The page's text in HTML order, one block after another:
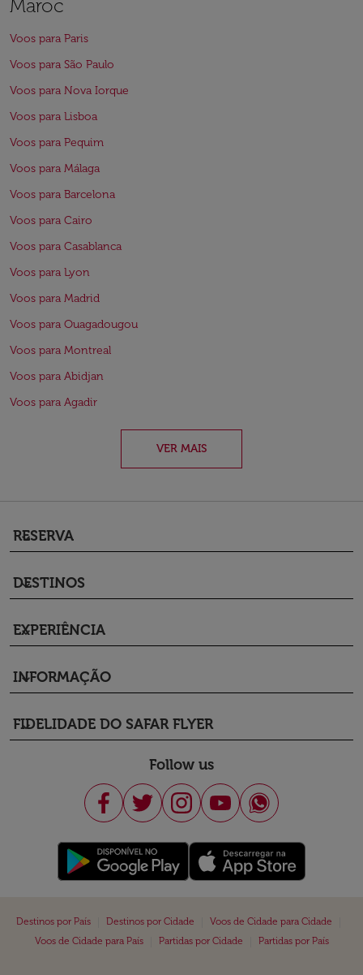
Maroc
Voos para Paris
Voos para São Paulo
Voos para Nova Iorque
Voos para Lisboa
Voos para Pequim
Voos para Málaga
Voos para Barcelona
Voos para Cairo
Voos para Casablanca
Voos para Lyon
Voos para Madrid
Voos para Ouagadougou
Voos para Montreal
Voos para Abidjan
Voos para Agadir
VER MAIS
RESERVA
keyboard_arrow_down
DESTINOS
keyboard_arrow_down
EXPERIÊNCIA
keyboard_arrow_down
INFORMAÇÃO
keyboard_arrow_down
FIDELIDADE DO SAFAR FLYER
keyboard_arrow_down
Follow us
Destinos por País Destinos por Cidade Voos de Cidade para Cidade
Voos de Cidade para País
Partidas por Cidade Partidas por País